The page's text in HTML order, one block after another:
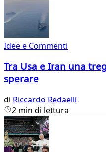
Idee e Commenti
Tra Usa e Iran una
sperare
di Riccardo Redaelli
2 min di lettura